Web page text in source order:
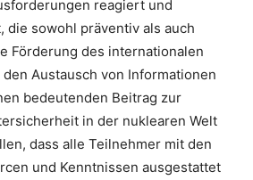
reagiert und
die sowohl präventiv als auch
Förderung des internationalen
Austausch von Informationen
bedeutenden Beitrag zur
in der nuklearen Welt
dass alle Teilnehmer mit den
und Kenntnissen ausgestattet